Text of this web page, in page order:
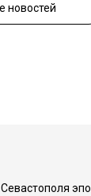
новостей